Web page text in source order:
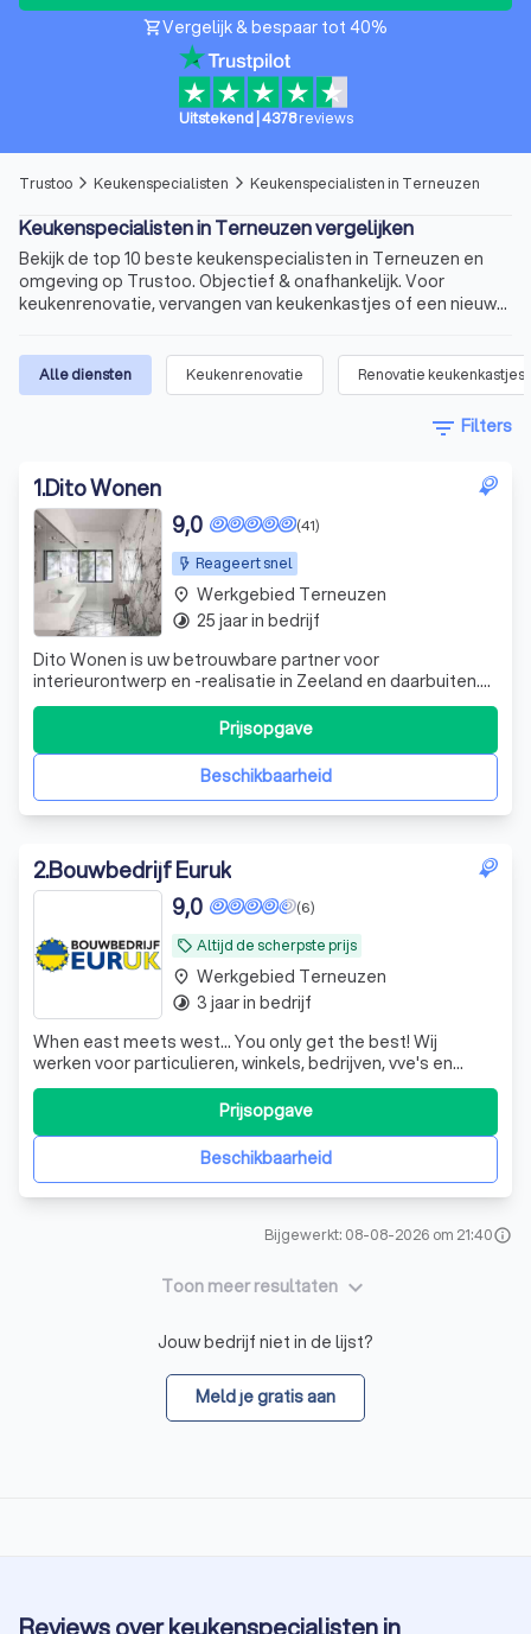
shopping_cartVergelijk & bespaar tot 40%
Uitstekend| 4378 reviews
Trustoo arrow_forward_ios Keukenspecialisten arrow_forward_ios Keukenspecialisten in Terneuzen
Keukenspecialisten in Terneuzen vergelijken
Bekijk de top 10 beste keukenspecialisten in Terneuzen en
omgeving op Trustoo. Objectief & onafhankelijk. Voor
keukenrenovatie, vervangen van keukenkastjes of een nieuw
Alle diensten Keukenrenovatie Renovatie
filter_list Filters
1.Dito Wonen
Reageert snel
(41)
9,0
Dito Wonen is uw betrouwbare partner voor
interieurontwerp en -realisatie in Zeeland en daarbuiten.
Onze expertise strekt zich uit van keukens en badkamers
tot vloeren en maatwerk kasten. We onderscheiden ons
door onze persoonlijke benadering en streven ernaar om
uw woonwensen te vervullen met hoogw
Beschikbaarheid
Prijsopgave
place Werkgebied Terneuzen
timelapse 25 jaar in bedrijf
2.Bouwbedrijf Euruk
local_offer Altijd de scherpste prijs
(6)
9,0
When east meets west... You only get the best! Wij
werken voor particulieren, winkels, bedrijven, vve's en
woningcorporaties. Wij zijn voornamelijk actief in Zeeuws-
Vlaanderen en België regio Waasland, bijv. in en rond
Hulst, Terneuzen, Beveren, Stekene, Sint-Niklaas etc.
Allround team voor al uw boBeschikbaarheid
Prijsopgave
place Werkgebied Terneuzen
timelapse 3 jaar in bedrijf
Bijgewerkt: 08-08-2026 om 21:40info
Toon meer resultaten keyboard_arrow_down
Jouw bedrijf niet in de lijst?
Meld je gratis aan